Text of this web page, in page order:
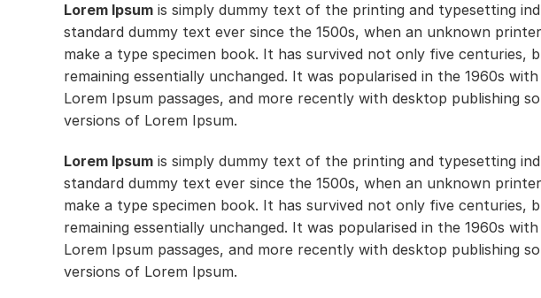
Lorem Ipsum is simply dummy text of the printing and typesetting
standard dummy text ever since the 1500s, when an unknown
make a type specimen book. It has survived not only five
remaining essentially unchanged. It was popularised in the 1960s
Lorem Ipsum passages, and more recently with desktop publishing
versions of Lorem Ipsum.
Lorem Ipsum is simply dummy text of the printing and typesetting
standard dummy text ever since the 1500s, when an unknown
make a type specimen book. It has survived not only five
remaining essentially unchanged. It was popularised in the 1960s
Lorem Ipsum passages, and more recently with desktop publishing
versions of Lorem Ipsum.